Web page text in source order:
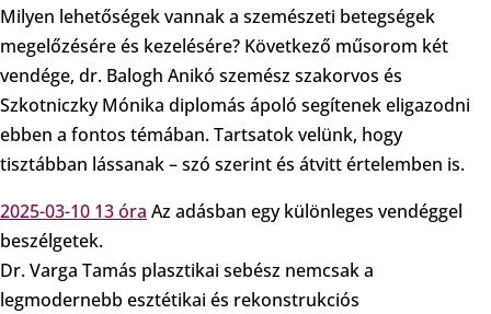
Milyen lehetőségek vannak a szemészeti betegségek
megelőzésére és kezelésére? Következő műsorom két
vendége, dr. Balogh Anikó szemész szakorvos és
Szkotniczky Mónika diplomás ápoló segítenek eligazodni
ebben a fontos témában. Tartsatok velünk, hogy
tisztábban lássanak – szó szerint és átvitt értelemben is.
2025-03-10 13 óra Az adásban egy különleges vendéggel
beszélgetek.
Dr. Varga Tamás plasztikai sebész nemcsak a
legmodernebb esztétikai és rekonstrukciós